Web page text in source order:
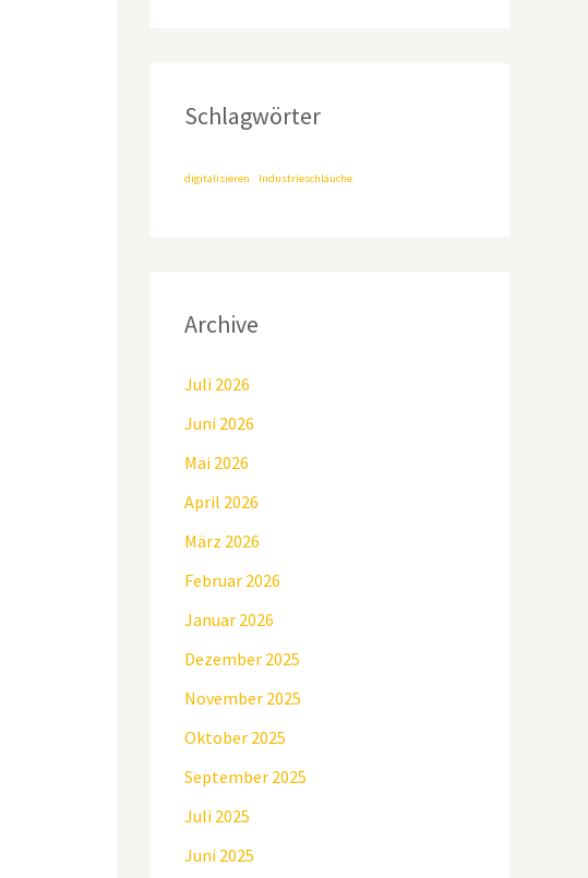
Schlagwörter
digitalisieren Industrieschläuche
Archive
Juli 2026
Juni 2026
Mai 2026
April 2026
März 2026
Februar 2026
Januar 2026
Dezember 2025
November 2025
Oktober 2025
September 2025
Juli 2025
Juni 2025